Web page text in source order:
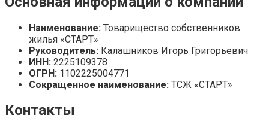
Наименование: Товарищество собственников
жилья «СТАРТ»
Руководитель: Калашников Игорь Григорьевич
ИНН: 2225109378
ОГРН: 1102225004771
Сокращенное наименование: ТСЖ «СТАРТ»
Контакты